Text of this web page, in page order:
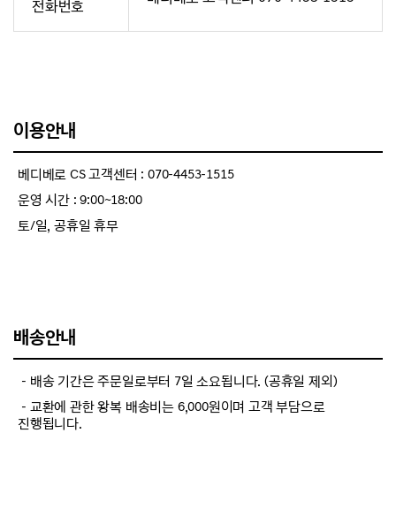
전화번호
이용안내
베디베로 CS 고객센터 : 070-4453-1515
운영 시간 : 9:00~18:00
토/일, 공휴일 휴무
배송안내
－배송 기간은 주문일로부터 7일 소요됩니다. (공휴일 제외)
－교환에 관한 왕복 배송비는 6,000원이며 고객 부담으로
진행됩니다.